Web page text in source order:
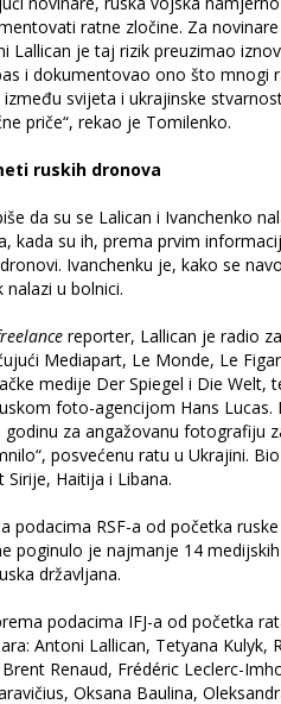
ratne zločine. Za
Lallican je taj rizik preuzimao
i dokumentovao ono što mnogi
svijeta i ukrajinske
priče“, rekao je Tomilenko.
ruskih dronova
da su se Lalican i Ivanchenko
kada su ih, prema prvim
Ivanchenku je, kako se
nalazi u bolnici.
reporter, Lallican je radio
Mediapart, Le Monde, Le
medije Der Spiegel i Die Welt,
foto-agencijom Hans Lucas.
godinu za angažovanu fotografiju
posvećenu ratu u Ukrajini.
Sirije, Haitija i Libana.
podacima RSF-a od početka
poginulo je najmanje 14
državljana.
podacima IFJ-a od početka
Antoni Lallican, Tetyana Kulyk,
Renaud, Frédéric Leclerc-
Oksana Baulina,